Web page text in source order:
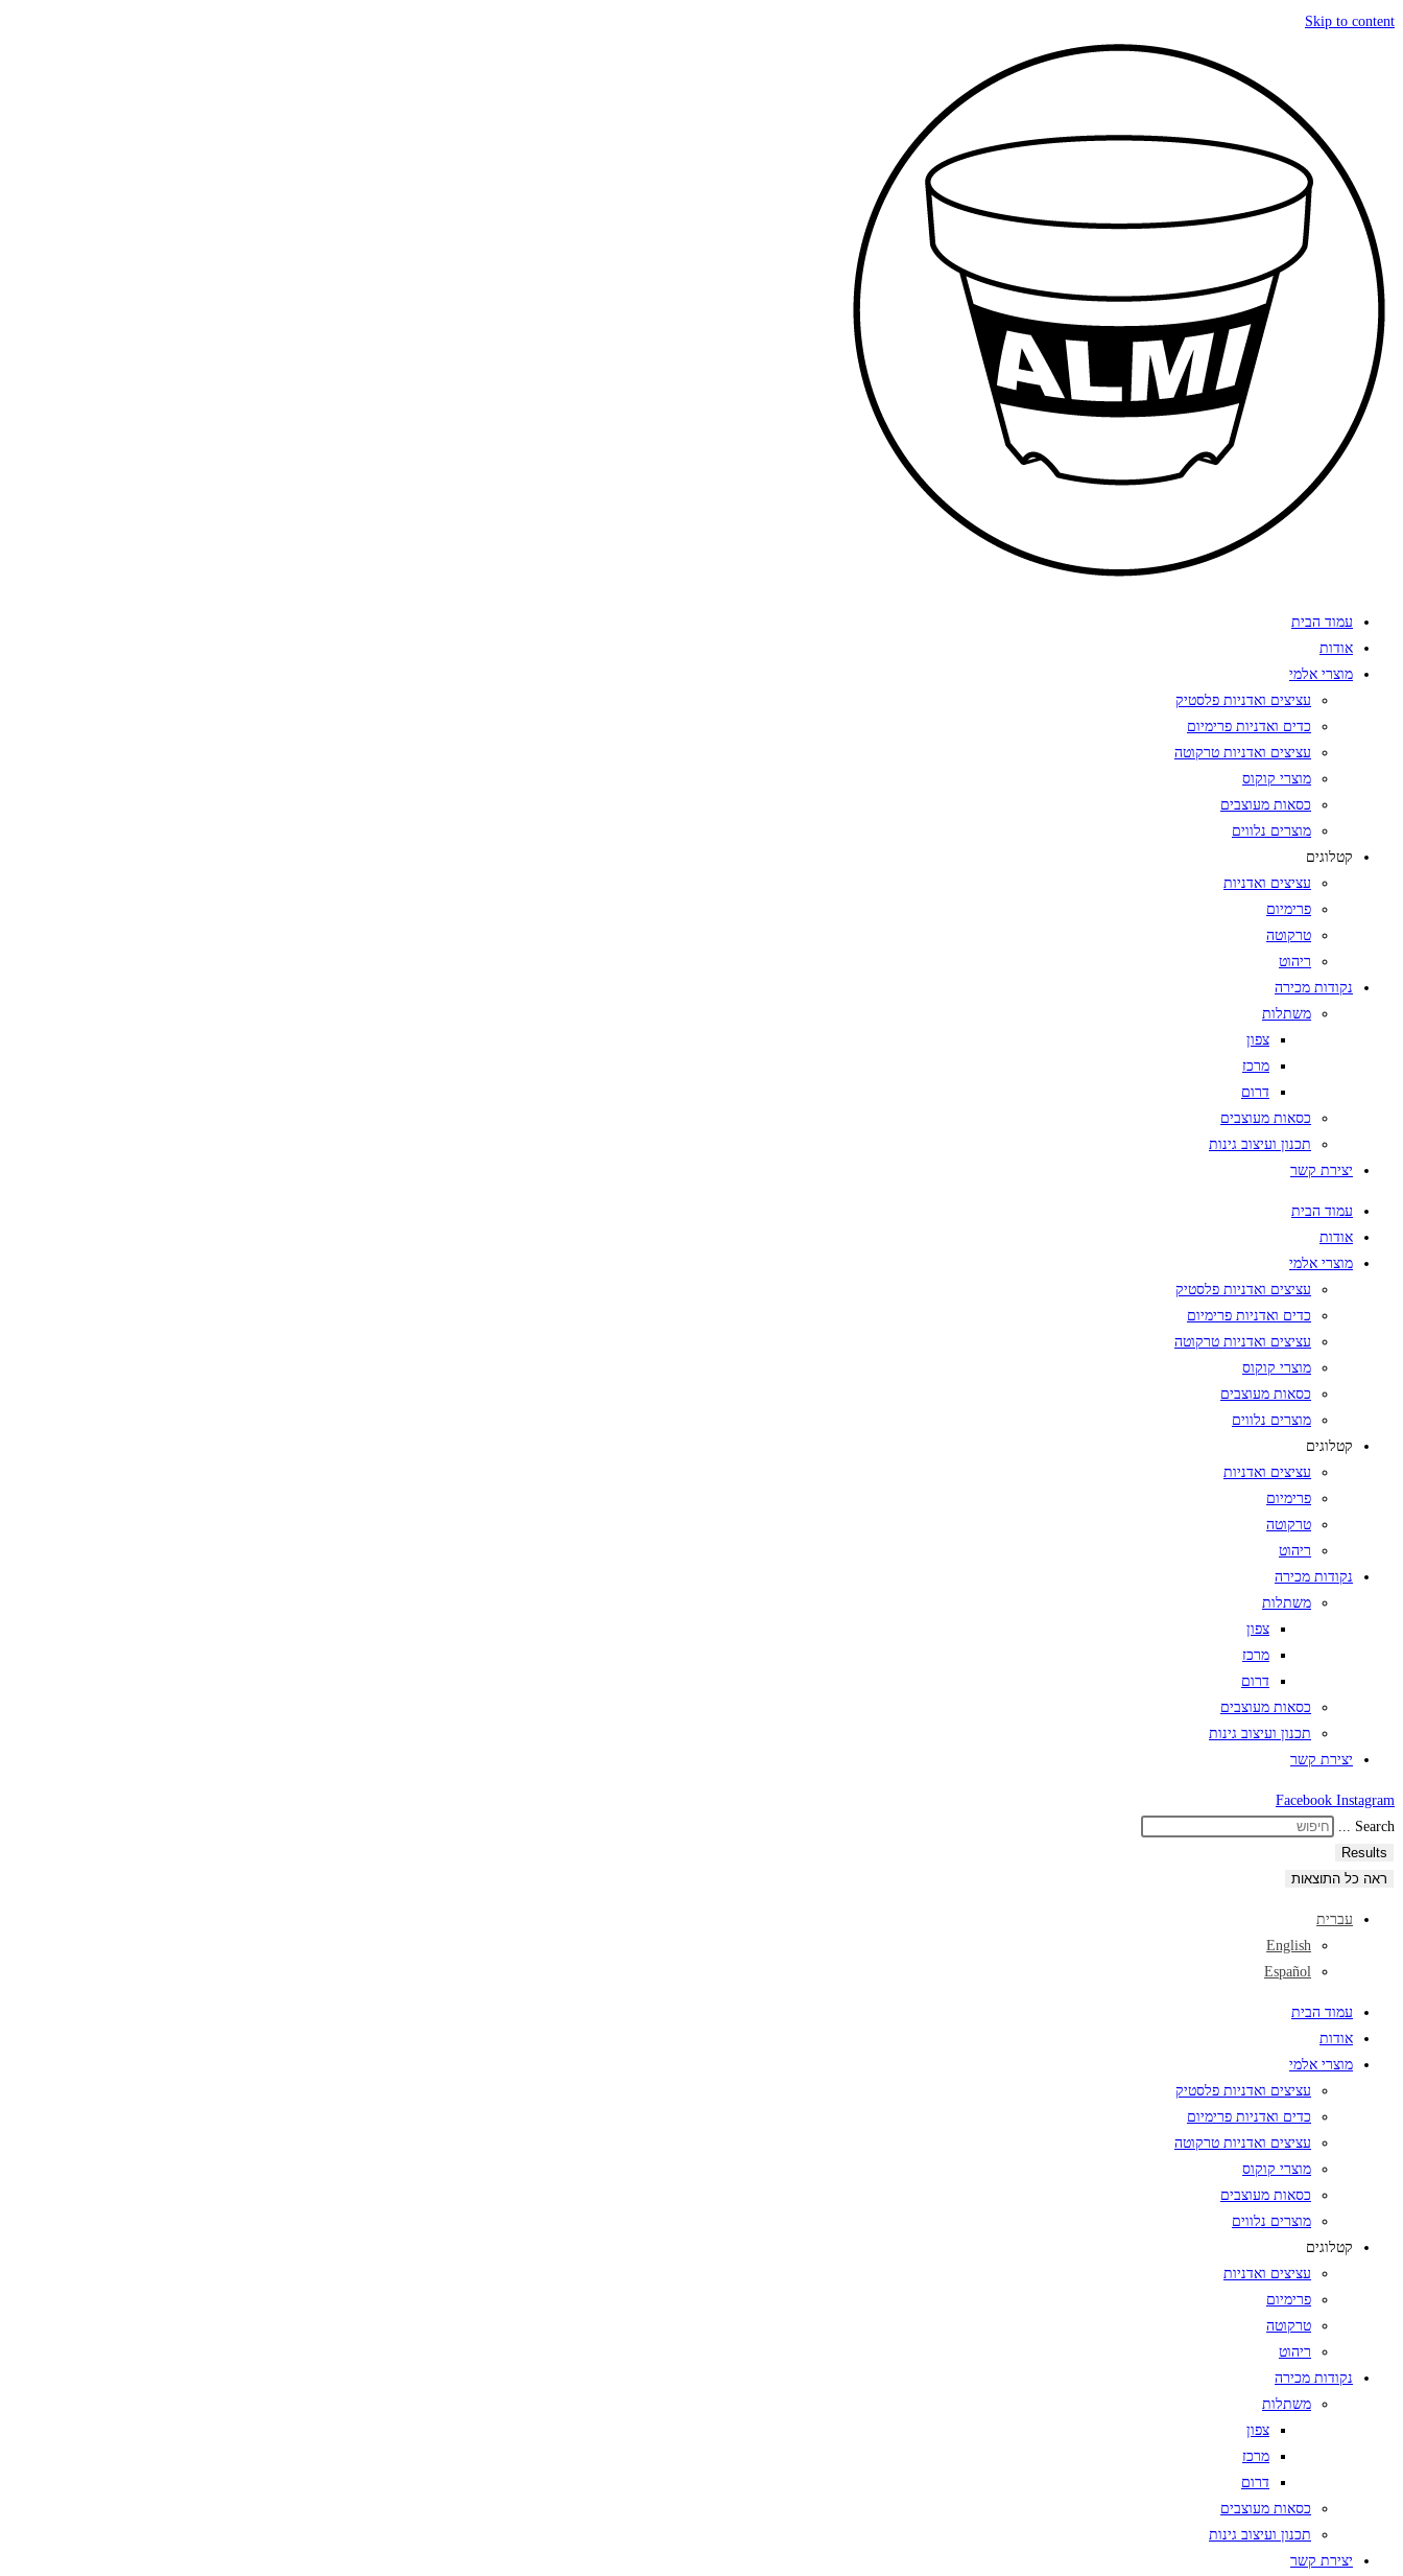
Skip to content
עמוד הבית
אודות
מוצרי אלמי
עציצים ואדניות פלסטיק
כדים ואדניות פרימיום
עציצים ואדניות טרקוטה
מוצרי קוקוס
כסאות מעוצבים
מוצרים נלווים
קטלוגים
עציצים ואדניות
פרימיום
טרקוטה
ריהוט
נקודות מכירה
משתלות
צפון
מרכז
דרום
כסאות מעוצבים
תכנון ועיצוב גינות
יצירת קשר
עמוד הבית
אודות
מוצרי אלמי
עציצים ואדניות פלסטיק
כדים ואדניות פרימיום
עציצים ואדניות טרקוטה
מוצרי קוקוס
כסאות מעוצבים
מוצרים נלווים
קטלוגים
עציצים ואדניות
פרימיום
טרקוטה
ריהוט
נקודות מכירה
משתלות
צפון
מרכז
דרום
כסאות מעוצבים
תכנון ועיצוב גינות
יצירת קשר
Facebook Instagram
Search ...
Results
ראה כל התוצאות
עברית
English
Español
עמוד הבית
אודות
מוצרי אלמי
עציצים ואדניות פלסטיק
כדים ואדניות פרימיום
עציצים ואדניות טרקוטה
מוצרי קוקוס
כסאות מעוצבים
מוצרים נלווים
קטלוגים
עציצים ואדניות
פרימיום
טרקוטה
ריהוט
נקודות מכירה
משתלות
צפון
מרכז
דרום
כסאות מעוצבים
תכנון ועיצוב גינות
יצירת קשר